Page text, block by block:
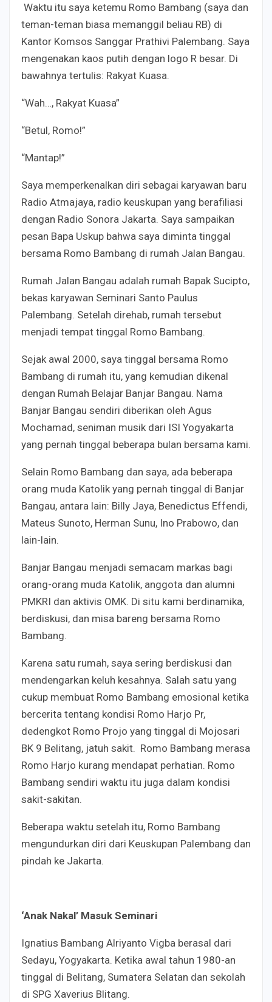
Waktu itu saya ketemu Romo Bambang (saya dan
teman-teman biasa memanggil beliau RB) di
Kantor Komsos Sanggar Prathivi Palembang. Saya
mengenakan kaos putih dengan logo R besar. Di
bawahnya tertulis: Rakyat Kuasa.
“Wah…, Rakyat Kuasa”
“Betul, Romo!”
“Mantap!”
Saya memperkenalkan diri sebagai karyawan baru
Radio Atmajaya, radio keuskupan yang berafiliasi
dengan Radio Sonora Jakarta. Saya sampaikan
pesan Bapa Uskup bahwa saya diminta tinggal
bersama Romo Bambang di rumah Jalan Bangau.
Rumah Jalan Bangau adalah rumah Bapak Sucipto,
bekas karyawan Seminari Santo Paulus
Palembang. Setelah direhab, rumah tersebut
menjadi tempat tinggal Romo Bambang.
Sejak awal 2000, saya tinggal bersama Romo
Bambang di rumah itu, yang kemudian dikenal
dengan Rumah Belajar Banjar Bangau. Nama
Banjar Bangau sendiri diberikan oleh Agus
Mochamad, seniman musik dari ISI Yogyakarta
yang pernah tinggal beberapa bulan bersama kami.
Selain Romo Bambang dan saya, ada beberapa
orang muda Katolik yang pernah tinggal di Banjar
Bangau, antara lain: Billy Jaya, Benedictus Effendi,
Mateus Sunoto, Herman Sunu, Ino Prabowo, dan
lain-lain.
Banjar Bangau menjadi semacam markas bagi
orang-orang muda Katolik, anggota dan alumni
PMKRI dan aktivis OMK. Di situ kami berdinamika,
berdiskusi, dan misa bareng bersama Romo
Bambang.
Karena satu rumah, saya sering berdiskusi dan
mendengarkan keluh kesahnya. Salah satu yang
cukup membuat Romo Bambang emosional ketika
bercerita tentang kondisi Romo Harjo Pr,
dedengkot Romo Projo yang tinggal di Mojosari
BK 9 Belitang, jatuh sakit. Romo Bambang merasa
Romo Harjo kurang mendapat perhatian. Romo
Bambang sendiri waktu itu juga dalam kondisi
sakit-sakitan.
Beberapa waktu setelah itu, Romo Bambang
mengundurkan diri dari Keuskupan Palembang dan
pindah ke Jakarta.
‘Anak Nakal’ Masuk Seminari
Ignatius Bambang Alriyanto Vigba berasal dari
Sedayu, Yogyakarta. Ketika awal tahun 1980-an
tinggal di Belitang, Sumatera Selatan dan sekolah
di SPG Xaverius Blitang.